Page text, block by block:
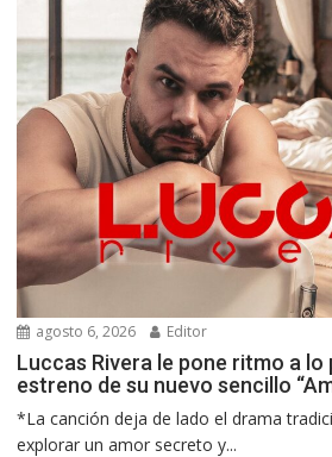
agosto 6, 2026 Editor
Luccas Rivera le pone ritmo a
estreno de su nuevo sencillo
*La canción deja de lado el drama
explorar un amor secreto y...